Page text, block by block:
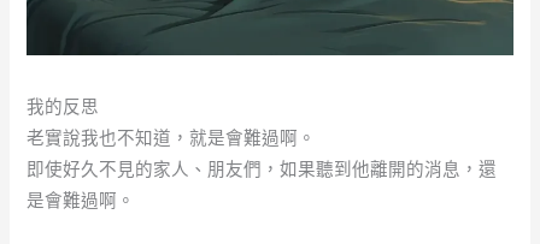
我的反思
老實說我也不知道，就是會難過啊。
即使好久不見的家人、朋友們，如果聽到他離開的消息，還
是會難過啊。